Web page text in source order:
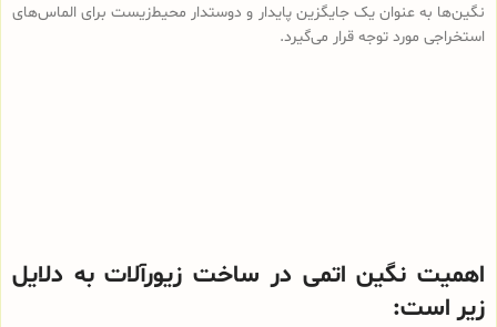
نگین‌ها به عنوان یک جایگزین پایدار و دوستدار محیط‌زیست برای الماس‌های
استخراجی مورد توجه قرار می‌گیرد.
اهمیت نگین اتمی در ساخت زیورآلات به دلایل
زیر است: